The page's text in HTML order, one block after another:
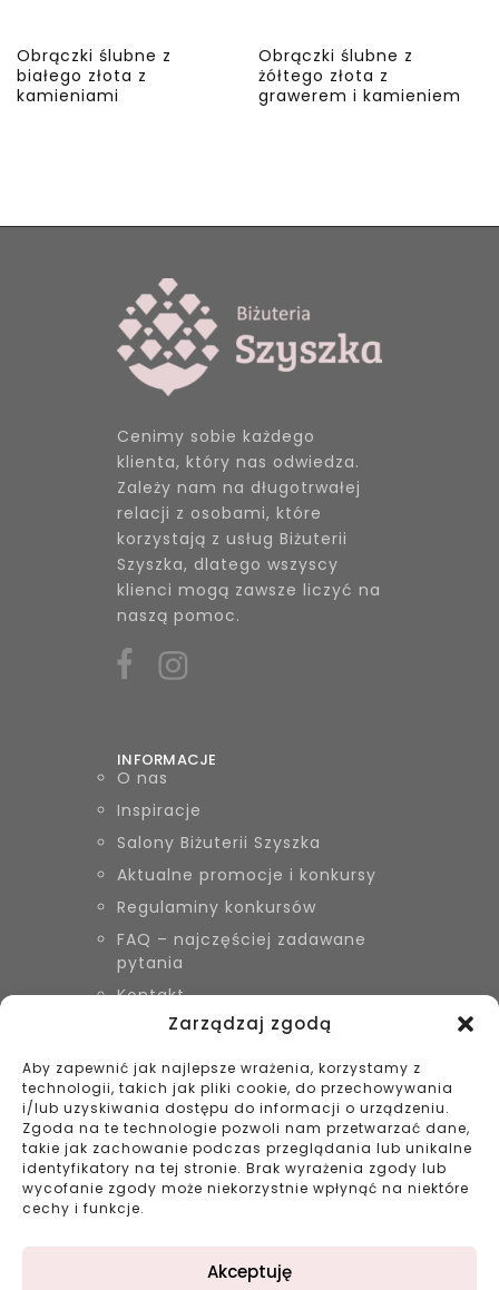
Zarządzaj zgodą
Aby zapewnić jak najlepsze wrażenia, korzystamy z
technologii, takich jak pliki cookie, do przechowywania
i/lub uzyskiwania dostępu do informacji o urządzeniu.
Zgoda na te technologie pozwoli nam przetwarzać dane,
takie jak zachowanie podczas przeglądania lub unikalne
identyfikatory na tej stronie. Brak wyrażenia zgody lub
wycofanie zgody może niekorzystnie wpłynąć na niektóre
cechy i funkcje.
Akceptuję
Obrączki ślubne z
białego złota z
kamieniami
Obrączki ślubne z
żółtego złota z
grawerem i kamieniem
Cenimy sobie każdego
klienta, który nas odwiedza.
Zależy nam na długotrwałej
relacji z osobami, które
korzystają z usług Biżuterii
Szyszka, dlatego wszyscy
klienci mogą zawsze liczyć na
naszą pomoc.
INFORMACJE
O nas
Inspiracje
Salony Biżuterii Szyszka
Aktualne promocje i konkursy
Regulaminy konkursów
FAQ – najczęściej zadawane
pytania
Kontakt
KONTAKT
Biżuteria Szyszka Sieradz,
Zduńska Wola, Łask
799 038 980
43 695 80 11
kontakt@bizuteriaszyszka.pl